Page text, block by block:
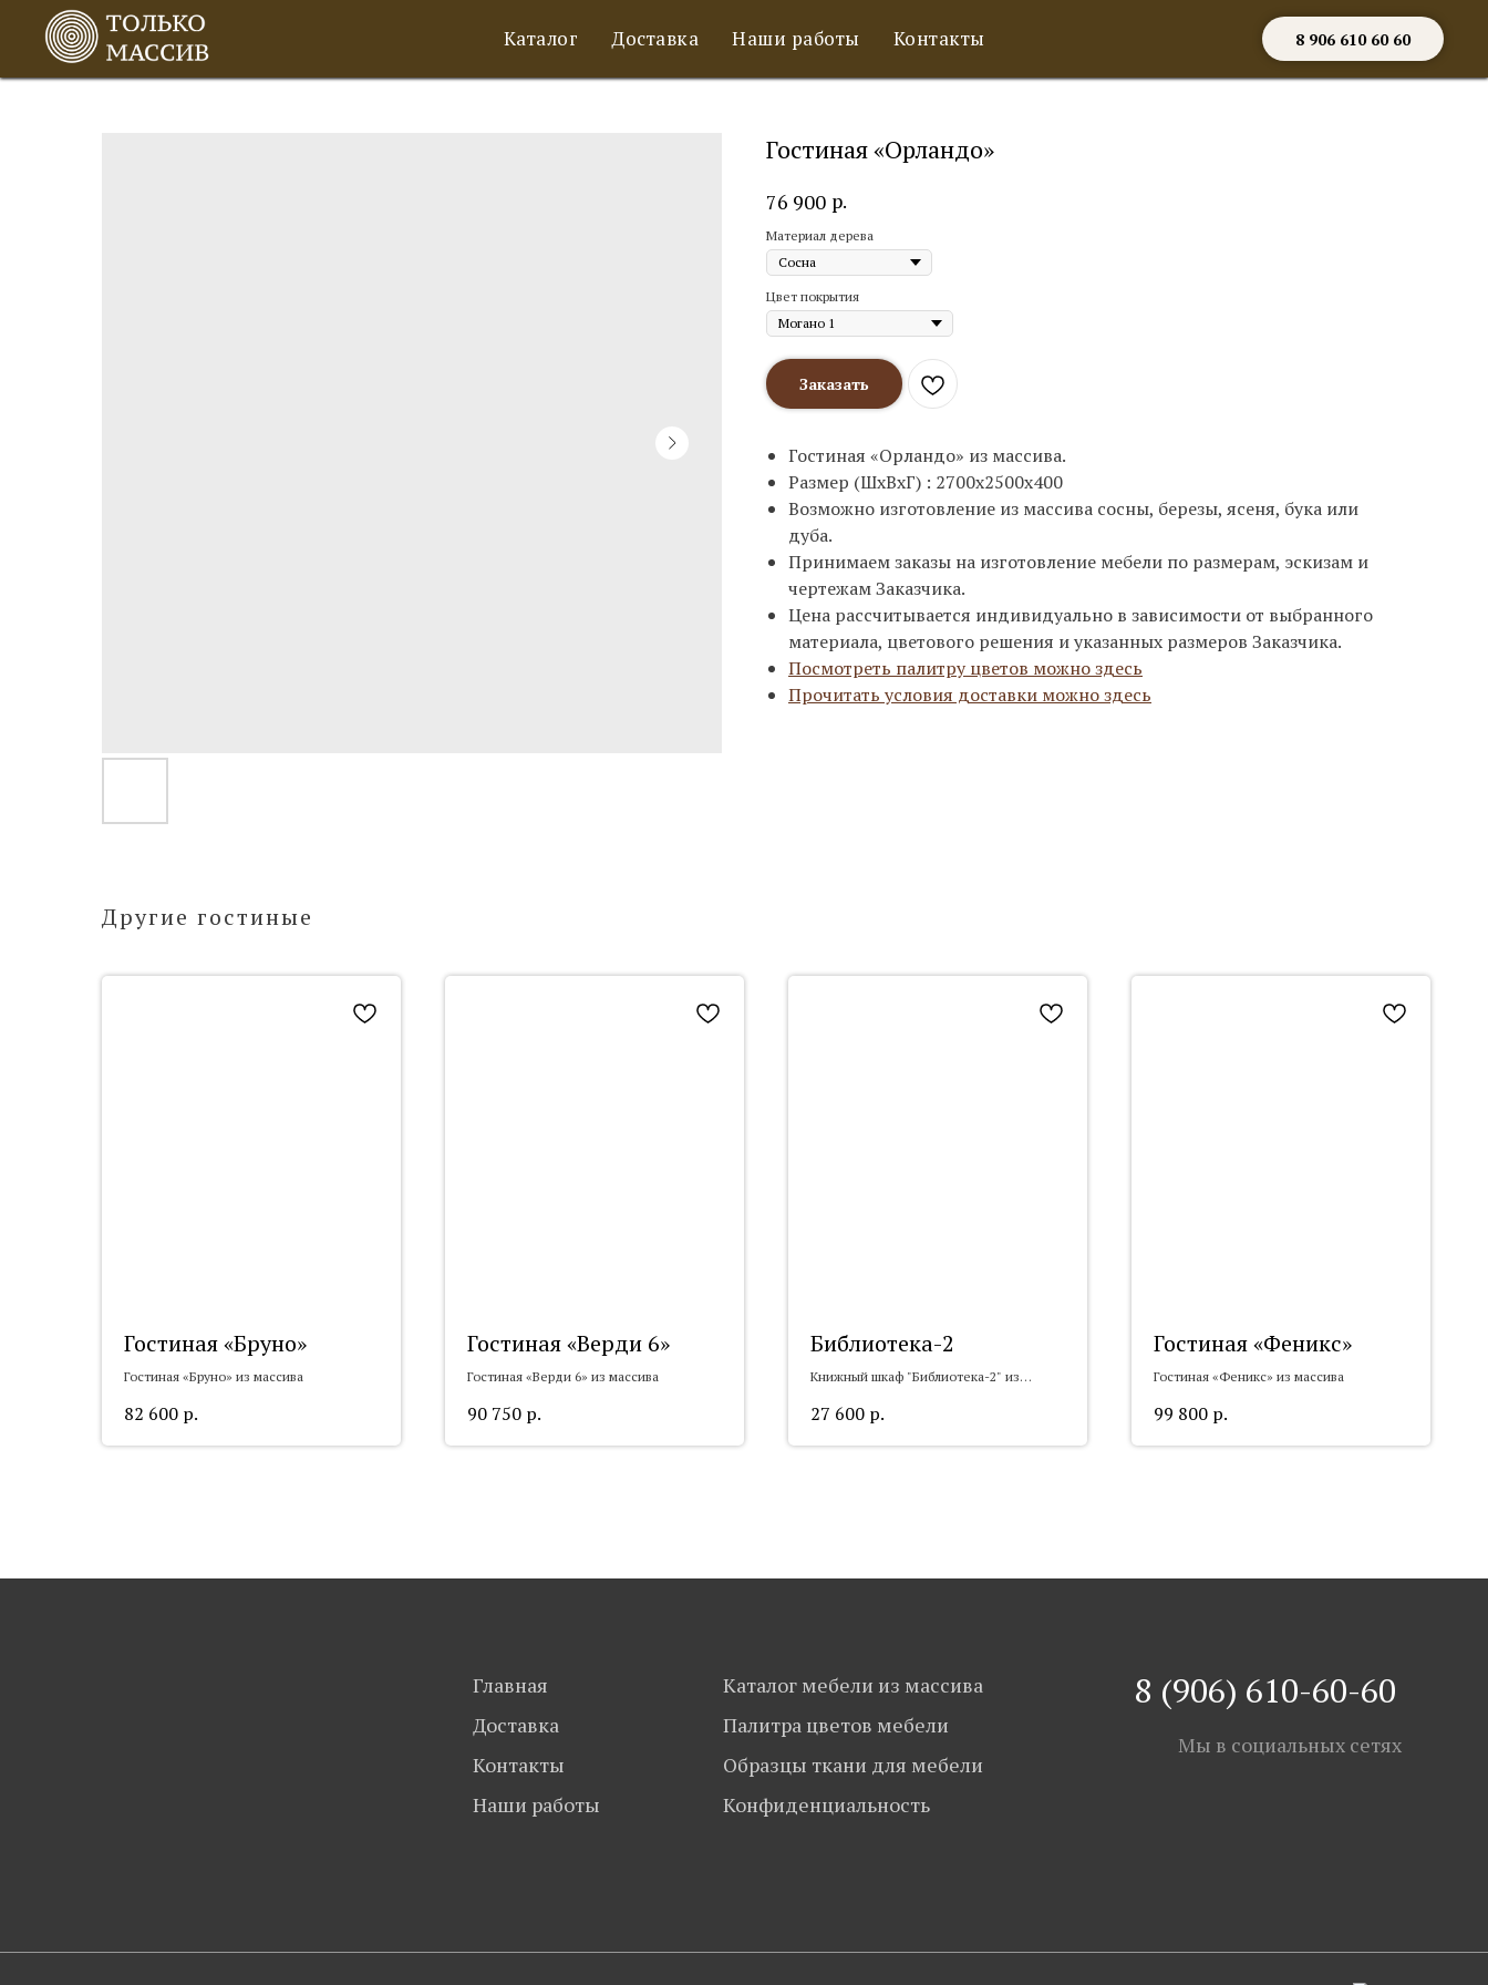
Каталог Доставка Наши работы Контакты 8 906 610 60 60
Гостиная «Орландо»
76 900 р.
Материал дерева
Цвет покрытия
Заказать
Гостиная «Орландо» из массива.
Размер (ШхВхГ) : 2700х2500х400
Возможно изготовление из массива сосны, березы, ясеня, бука или
дуба.
Принимаем заказы на изготовление мебели по размерам, эскизам и
чертежам Заказчика.
Цена рассчитывается индивидуально в зависимости от выбранного
материала, цветового решения и указанных размеров Заказчика.
Посмотреть палитру цветов можно здесь
Прочитать условия доставки можно здесь
Другие гостиные
Гостиная «Бруно»
Гостиная «Бруно» из массива
82 600 р.
Гостиная «Верди 6»
Гостиная «Верди 6» из массива
90 750 р.
Библиотека-2
Книжный шкаф "Библиотека-2" из
27 600 р.
Гостиная «Феникс»
Гостиная «Феникс» из массива
99 800 р.
8 (906) 610-60-60
Главная
Доставка
Контакты
Наши работы
Каталог мебели из массива
Палитра цветов мебели
Образцы ткани для мебели
Конфиденциальность
Мы в социальных сетях